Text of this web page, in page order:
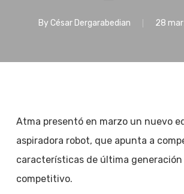
By César Dergarabedian 28
Atma presentó en marzo un nuevo
aspiradora robot, que apunta a
características de última generación
competitivo.